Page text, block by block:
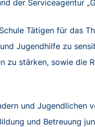
der Serviceagentur
Tätigen für das
Jugendhilfe zu
zu stärken, sowie die
und Jugendlichen
und Betreuung